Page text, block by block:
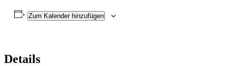
Zum Kalender hinzufügen
Details